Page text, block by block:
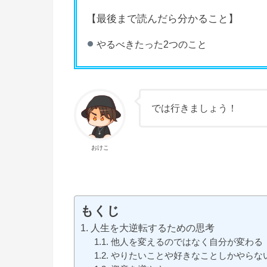
【最後まで読んだら分かること】
やるべきたった2つのこと
おけこ
では行きましょう！
もくじ
人生を大逆転するための思考
他人を変えるのではなく自分が変わる
やりたいことや好きなことしかやらな